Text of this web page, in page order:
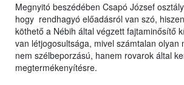
Megnyitó beszédében Csapó József
hogy rendhagyó előadásról van szó,
köthető a Nébih által végzett fajtaminősítő
van létjogosultsága, mivel számtalan olyan
nem szélbeporzású, hanem rovarok által
megtermékenyítésre.